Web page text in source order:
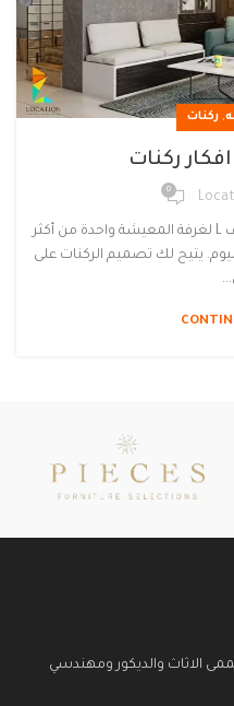
, ركنات
ركنات
0
تعد تصميمات الركنات على شكل حرف L لغرفة المعيشة واحدة من أكثر
يتيح لك تصميم الركنات على
الاثاث والديكور ومهندسي